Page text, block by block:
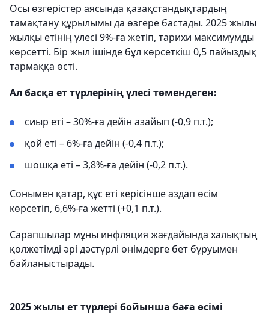
Осы өзгерістер аясында қазақстандықтардың
тамақтану құрылымы да өзгере бастады. 2025 жылы
жылқы етінің үлесі 9%-ға жетіп, тарихи максимумды
көрсетті. Бір жыл ішінде бұл көрсеткіш 0,5 пайыздық
тармаққа өсті.
Ал басқа ет түрлерінің үлесі төмендеген:
сиыр еті – 30%-ға дейін азайып (-0,9 п.т.);
қой еті – 6%-ға дейін (-0,4 п.т.);
шошқа еті – 3,8%-ға дейін (-0,2 п.т.).
Сонымен қатар, құс еті керісінше аздап өсім
көрсетіп, 6,6%-ға жетті (+0,1 п.т.).
Сарапшылар мұны инфляция жағдайында халықтың
қолжетімді әрі дәстүрлі өнімдерге бет бұруымен
байланыстырады.
2025 жылы ет түрлері бойынша баға өсімі